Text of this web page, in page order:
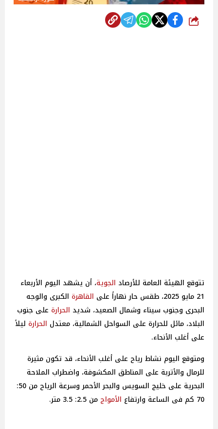
شارك
تتوقع الهيئة العامة للأرصاد الجوية، أن يشهد اليوم الأربعاء
21 مايو 2025، طقس حار نهاراً على
القاهرة الكبرى والوجه
البحرى وجنوب سيناء وشمال الصعيد، شديد الحرارة على جنوب
البلاد، مائل للحرارة على السواحل الشمالية، معتدل الحرارة ليلاً
على أغلب الأنحاء.
ومتوقع اليوم نشاط رياح على أغلب الأنحاء، قد تكون مثيرة
للرمال والأتربة على المناطق المكشوفة، واضطراب الملاحة
البحرية على خليج السويس والبحر الأحمر وسرعة الرياح من 50:
70 كم فى الساعة وارتفاع
الأمواج من 2.5: 3.5 متر.